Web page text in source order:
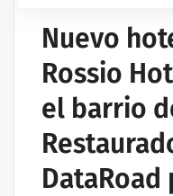
Nuevo
Rossio
el barrio
DataRoad